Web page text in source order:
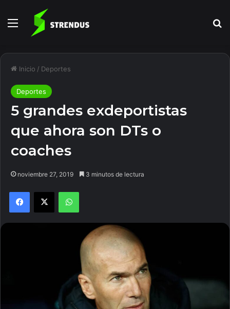
Menú
Inicio / Deportes
Deportes
5 grandes exdeportistas
que ahora son DTs o
coaches
noviembre 27, 2019 3 minutos de lectura
Facebook
X WhatsApp